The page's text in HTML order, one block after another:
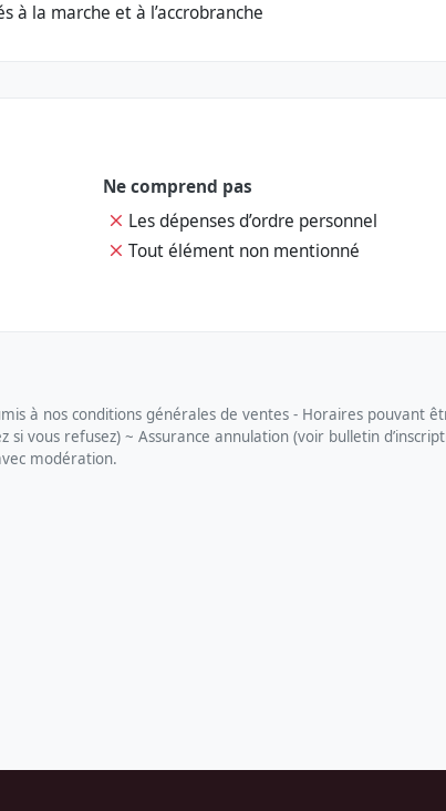
à la marche et à l’accrobranche
Ne comprend pas
Les dépenses d’ordre personnel
Tout élément non mentionné
à nos conditions générales de ventes - Horaires pouvant
vous refusez) ~ Assurance annulation (voir bulletin
modération.